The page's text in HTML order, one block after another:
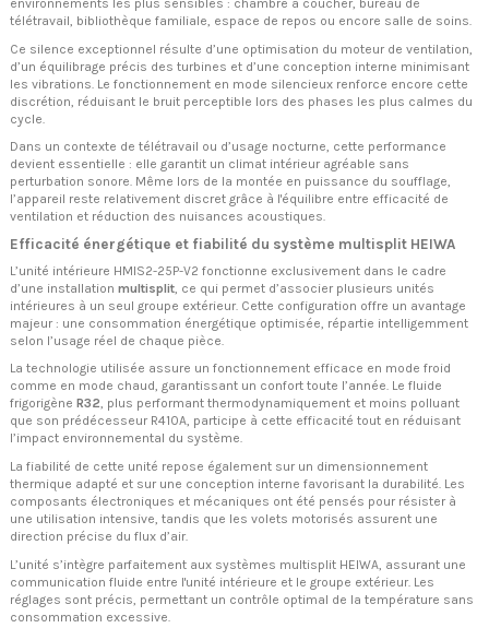
environnements les plus sensibles : chambre à coucher, bureau de
télétravail, bibliothèque familiale, espace de repos ou encore salle de soins.
Ce silence exceptionnel résulte d’une optimisation du moteur de ventilation,
d’un équilibrage précis des turbines et d’une conception interne minimisant
les vibrations. Le fonctionnement en mode silencieux renforce encore cette
discrétion, réduisant le bruit perceptible lors des phases les plus calmes du
cycle.
Dans un contexte de télétravail ou d’usage nocturne, cette performance
devient essentielle : elle garantit un climat intérieur agréable sans
perturbation sonore. Même lors de la montée en puissance du soufflage,
l’appareil reste relativement discret grâce à l'équilibre entre efficacité de
ventilation et réduction des nuisances acoustiques.
Efficacité énergétique et fiabilité du système multisplit HEIWA
L’unité intérieure HMIS2-25P-V2 fonctionne exclusivement dans le cadre
d’une installation multisplit, ce qui permet d’associer plusieurs unités
intérieures à un seul groupe extérieur. Cette configuration offre un avantage
majeur : une consommation énergétique optimisée, répartie intelligemment
selon l’usage réel de chaque pièce.
La technologie utilisée assure un fonctionnement efficace en mode froid
comme en mode chaud, garantissant un confort toute l’année. Le fluide
frigorigène R32, plus performant thermodynamiquement et moins polluant
que son prédécesseur R410A, participe à cette efficacité tout en réduisant
l’impact environnemental du système.
La fiabilité de cette unité repose également sur un dimensionnement
thermique adapté et sur une conception interne favorisant la durabilité. Les
composants électroniques et mécaniques ont été pensés pour résister à
une utilisation intensive, tandis que les volets motorisés assurent une
direction précise du flux d’air.
L’unité s’intègre parfaitement aux systèmes multisplit HEIWA, assurant une
communication fluide entre l'unité intérieure et le groupe extérieur. Les
réglages sont précis, permettant un contrôle optimal de la température sans
consommation excessive.